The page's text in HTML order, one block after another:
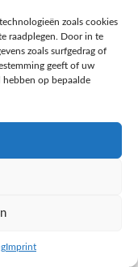
zoals cookies
raadplegen. Door in te
zoals surfgedrag of
geeft of uw
op bepaalde
Imprint
Maaltijden
€3,39
NAAR AH